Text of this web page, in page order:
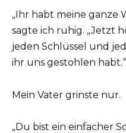
„Ihr habt meine ganze
sagte ich ruhig. „Jetzt
jeden Schlüssel und
ihr uns gestohlen habt.“
Mein Vater grinste nur.
„Du bist ein einfacher